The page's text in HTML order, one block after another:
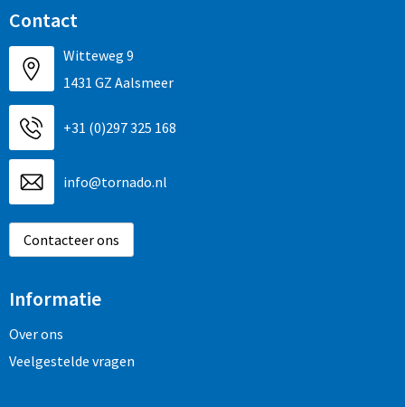
Contact
Witteweg 9
1431 GZ Aalsmeer
+31 (0)297 325 168
info@tornado.nl
Contacteer ons
Informatie
Over ons
Veelgestelde vragen